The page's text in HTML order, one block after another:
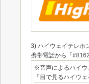
3) ハイウェイテレホ
携帯電話から「
※音声によるハイウ
「目で見るハイウ